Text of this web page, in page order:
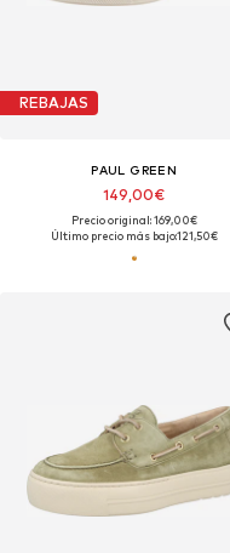
REBAJAS
PAUL GREEN
149,00€
Precio original: 169,00€
Último precio más bajo:121,50€